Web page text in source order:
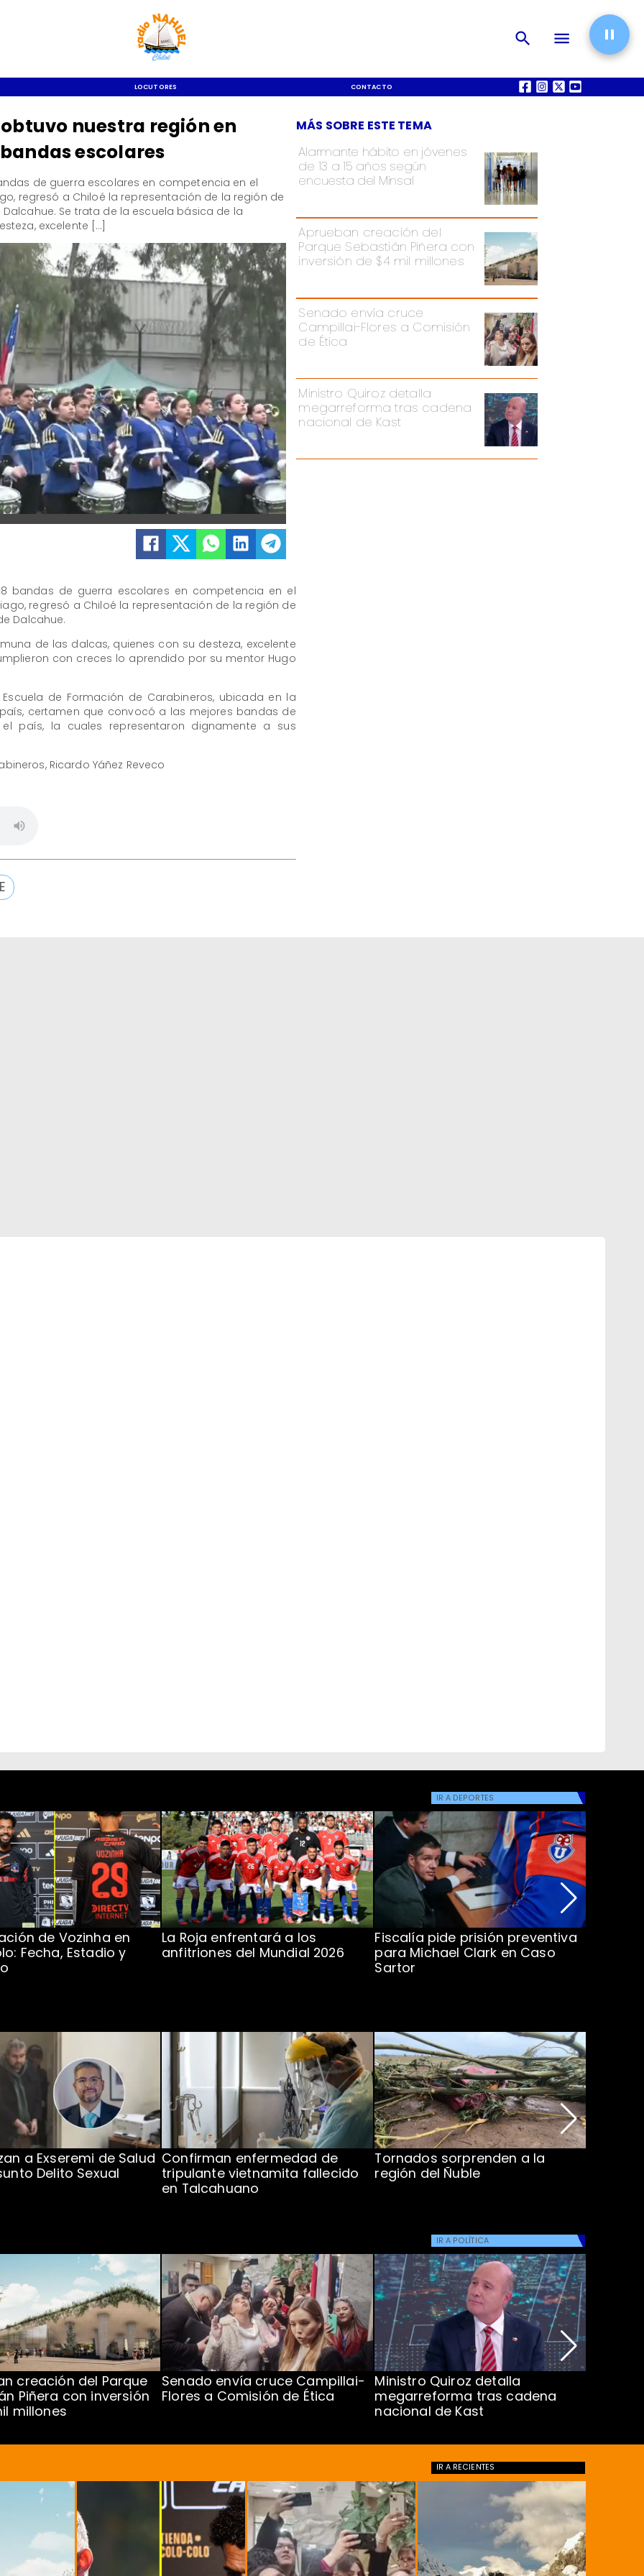
LOCUTORES CONTACTO QUIÉNES SOMOS
Alarmante hábito en jóvenes
de 13 a 15 años según
encuesta del Minsal
Aprueban creación del
Parque Sebastián Piñera con
inversión de $4 mil millones
Senado envía cruce
Campillai-Flores a Comisión
de Ética
Ministro Quiroz detalla
megarreforma tras cadena
nacional de Kast
MÁS SOBRE ESTE TEMA
nuestra región en
escolares
de guerra escolares en competencia en el
regresó a Chiloé la representación de la región de
Se trata de la escuela básica de la
excelente […]
bandas de guerra escolares en competencia en el
regresó a Chiloé la representación de la región de
Dalcahue.
de las dalcas, quienes con su desteza, excelente
con creces lo aprendido por su mentor Hugo
de Formación de Carabineros, ubicada en la
certamen que convocó a las mejores bandas de
país, la cuales representaron dignamente a sus
Ricardo Yáñez Reveco
IR A DEPORTES
de Vozinha en
Fecha, Estadio y
La Roja enfrentará a los
anfitriones del Mundial 2026
Fiscalía pide prisión preventiva
para Michael Clark en Caso
Sartor
a Exseremi de Salud
Delito Sexual
Confirman enfermedad de
tripulante vietnamita fallecido
en Talcahuano
Tornados sorprenden a la
región del Ñuble
IR A POLÍTICA
creación del Parque
Piñera con inversión
millones
Senado envía cruce Campillai-
Flores a Comisión de Ética
Ministro Quiroz detalla
megarreforma tras cadena
nacional de Kast
IR A RECIENTES